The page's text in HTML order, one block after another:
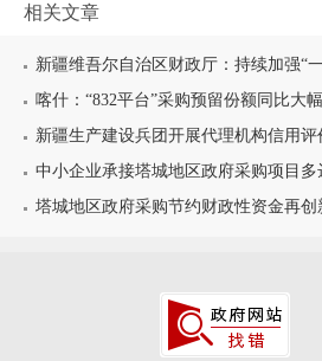
相关文章
新疆维吾尔自治区财政厅：持续加强“
喀什：“832平台”采购预留份额同比大
新疆生产建设兵团开展代理机构信用评
中小企业承接塔城地区政府采购项目多
塔城地区政府采购节约财政性资金再创